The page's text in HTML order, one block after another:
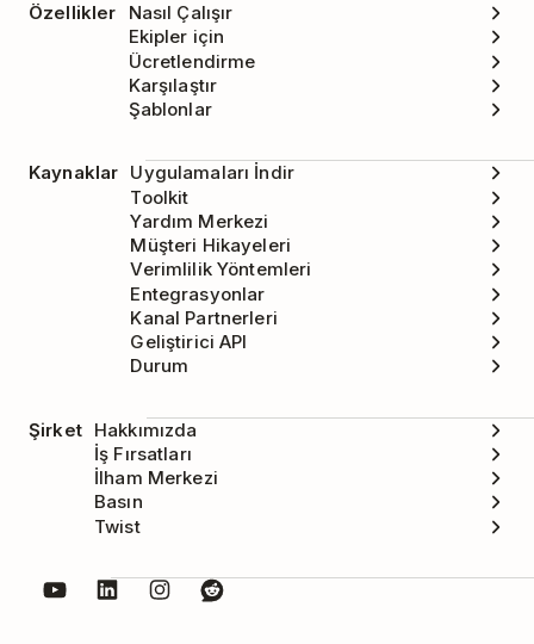
Özellikler
Nasıl Çalışır
Ekipler için
Ücretlendirme
Karşılaştır
Şablonlar
Kaynaklar Uygulamaları İndir
Toolkit
Yardım Merkezi
Müşteri Hikayeleri
Verimlilik Yöntemleri
Entegrasyonlar
Kanal Partnerleri
Geliştirici API
Durum
Şirket Hakkımızda
İş Fırsatları
İlham Merkezi
Basın
Twist